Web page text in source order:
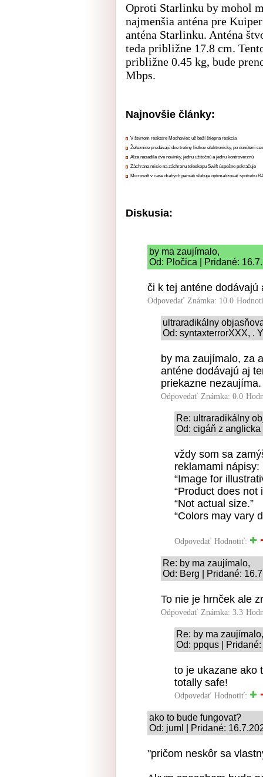
Oproti Starlinku by mohol
najmenšia anténa pre
anténa Starlinku. Anténa
teda približne 17.8 cm.
približne 0.45 kg, bude
Mbps.
Najnovšie články:
V štvrtom reaktore Mochoviec už beží štiepna reakcia
Železnice predávajú dve tretiny lístkov elektronicky, po donútení
Alza nasadila dve novinky, jednu užitočnú a jednu kontroverznú
Záchrana misie na záchranu teleskopu Swift úspešne pokračuje
Microsoft v čase drahých pamätí sľubuje optimalizovať spotrebu
Diskusia:
by ma zaujímalo,
Od: Pločica | Pridané:
či k tej anténe dodávajú
Odpovedať Známka: 10.0
ultraradikálny
Od: syntaxterrorXXX, .
by ma zaujímalo, za
anténe dodávajú aj
priekazne nezaujíma.
Odpovedať Známka: 0.0
Re: ultraradikálny
Od: cigáň z
vždy som sa
reklamami nápisy:
“Image for
“Product does not
“Not actual size.”
“Colors may vary
Odpovedať Hodnotiť:
Re: by ma zaujímalo,
Od: Berg | Pridané:
To nie je hrnček ale
Odpovedať Známka: 3.3
Re: by ma zaujímalo,
Od: ppqus |
to je ukazane ako
totally safe!
Odpovedať Hodnotiť:
ako to bude fungovat?
Od: juml | Pridané:
"pričom neskôr sa